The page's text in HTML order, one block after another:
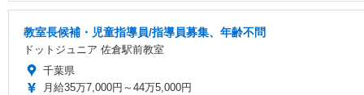
教室長候補・児童指導員/指導員募集、年齢不問
ドットジュニア 佐倉駅前教室
千葉県
月給35万7,000円～44万5,000円